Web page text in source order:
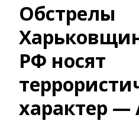
Обстрелы
РФ носят
характер —